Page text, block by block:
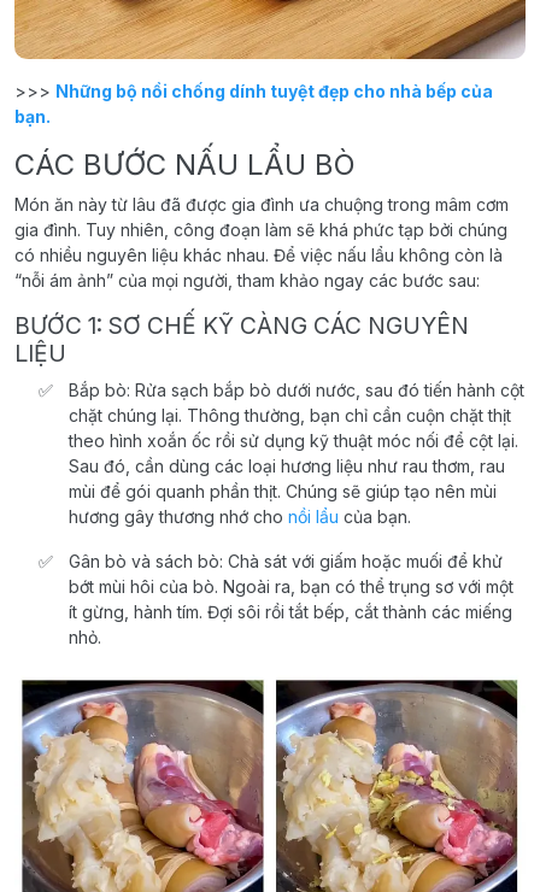
>>> Những bộ nồi chống dính tuyệt đẹp cho nhà bếp của
bạn.
CÁC BƯỚC NẤU LẨU BÒ
Món ăn này từ lâu đã được gia đình ưa chuộng trong mâm cơm
gia đình. Tuy nhiên, công đoạn làm sẽ khá phức tạp bởi chúng
có nhiều nguyên liệu khác nhau. Để việc nấu lẩu không còn là
“nỗi ám ảnh” của mọi người, tham khảo ngay các bước sau:
BƯỚC 1: SƠ CHẾ KỸ CÀNG CÁC NGUYÊN
LIỆU
Bắp bò: Rửa sạch bắp bò dưới nước, sau đó tiến hành cột
chặt chúng lại. Thông thường, bạn chỉ cần cuộn chặt thịt
theo hình xoắn ốc rồi sử dụng kỹ thuật móc nối để cột lại.
Sau đó, cần dùng các loại hương liệu như rau thơm, rau
mùi để gói quanh phần thịt. Chúng sẽ giúp tạo nên mùi
hương gây thương nhớ cho nồi lẩu của bạn.
Gân bò và sách bò: Chà sát với giấm hoặc muối để khử
bớt mùi hôi của bò. Ngoài ra, bạn có thể trụng sơ với một
ít gừng, hành tím. Đợi sôi rồi tắt bếp, cắt thành các miếng
nhỏ.